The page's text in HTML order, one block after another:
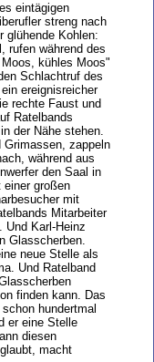
eintägigen
streng nach
glühende Kohlen:
rufen während des
kühles Moos"
Schlachtruf des
ereignisreicher
rechte Faust und
Ratelbands
der Nähe stehen.
Grimassen, zappeln
während aus
den Saal in
einer großen
mit
Mitarbeiter
Und Karl-Heinz
Glasscherben.
neue Stelle als
Und Ratelband
finden kann. Das
hundertmal
er eine Stelle
diesen
macht